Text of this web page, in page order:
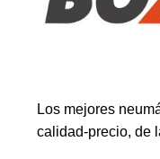
Los mejores
calidad-precio, de